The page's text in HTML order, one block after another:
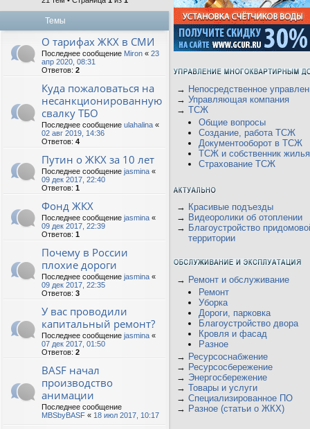
Темы
О тарифах ЖКХ в СМИ
Последнее сообщение Miron « 23
апр 2020, 08:31
Ответов: 2
Куда пожаловаться на
несанкционированную
свалку ТБО
Последнее сообщение ulahalina «
02 авг 2019, 14:36
Ответов: 4
Путин о ЖКХ за 10 лет
Последнее сообщение jasmina «
09 дек 2017, 22:40
Ответов: 1
Фонд ЖКХ
Последнее сообщение jasmina «
09 дек 2017, 22:39
Ответов: 1
Почему в России
плохие дороги
Последнее сообщение jasmina «
09 дек 2017, 22:35
Ответов: 3
У вас проводили
капитальный ремонт?
Последнее сообщение jasmina «
07 дек 2017, 01:50
Ответов: 2
BASF начал
производство
анимации
Последнее сообщение
MBSbyBASF « 18 июл 2017, 10:17
→ Непосредственное
→ Управляющая компания
→ ТСЖ
Общие вопросы
Создание, работа ТСЖ
Документооборот в ТСЖ
ТСЖ и собственник жилья
Страхование ТСЖ
→ Красивые подъезды
→ Видеоролики об отоплении
→ Благоустройство
территории
→ Ремонт и обслуживание
Ремонт
Уборка
Дороги, парковка
Благоустройство двора
Кровля и фасад
Разное
→ Ресурсоснабжение
→ Ресурсосбережение
→ Энергосбережение
→ Товары и услуги
→ Специализированное ПО
→ Разное (статьи о ЖКХ)